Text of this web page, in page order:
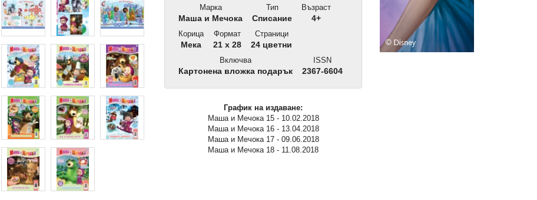
Марка
Маша и Мечока
Тип
Списание
Възраст
4+
Корица
Мека
Формат
21 x 28
Страници
24 цветни
Включва
Картонена вложка подарък
ISSN
2367-6604
График на издаване:
Маша и Мечока 15 - 10.02.2018
Маша и Мечока 16 - 13.04.2018
Маша и Мечока 17 - 09.06.2018
Маша и Мечока 18 - 11.08.2018